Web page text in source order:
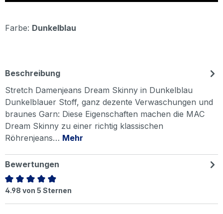
Farbe: Dunkelblau
Beschreibung
Stretch Damenjeans Dream Skinny in Dunkelblau
Dunkelblauer Stoff, ganz dezente Verwaschungen und
braunes Garn: Diese Eigenschaften machen die MAC
Dream Skinny zu einer richtig klassischen
Röhrenjeans… Mehr
Bewertungen
Durchschnittliche Bewertung von 4.98 von 5 Sternen
4.98 von 5 Sternen